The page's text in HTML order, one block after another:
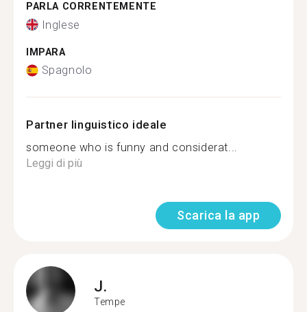
PARLA CORRENTEMENTE
Inglese
IMPARA
Spagnolo
Partner linguistico ideale
someone who is funny and considerat...
Leggi di più
Scarica la app
J.
Tempe